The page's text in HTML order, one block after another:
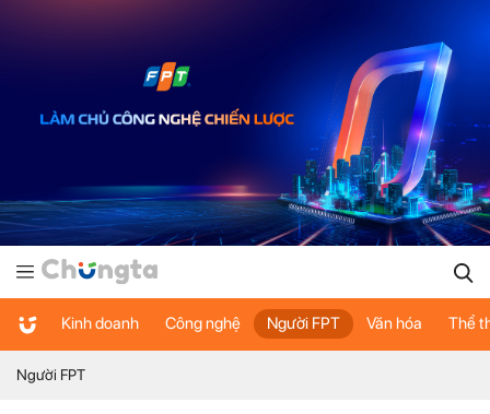
Kinh doanh Công nghệ Người FPT Văn hóa Thể
Người FPT